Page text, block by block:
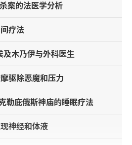
案的法医学分析
疗法
木乃伊与外科医生
驱除恶魔和压力
勒庇俄斯神庙的睡眠疗法
神经和体液